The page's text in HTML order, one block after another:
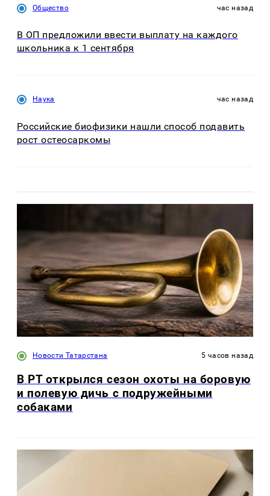
Общество час назад
В ОП предложили ввести выплату на каждого
школьника к 1 сентября
Наука час назад
Российские биофизики нашли способ подавить
рост остеосаркомы
Новости Татарстана 5 часов назад
В РТ открылся сезон охоты на боровую
и полевую дичь с подружейными
собаками